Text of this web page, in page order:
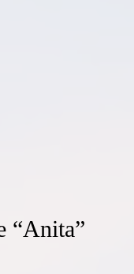
“Anita”